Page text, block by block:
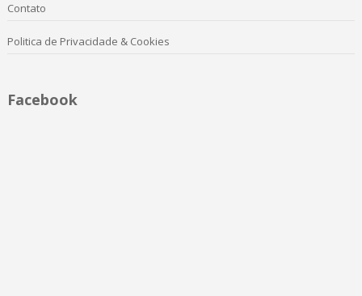
Contato
Politica de Privacidade & Cookies
Facebook